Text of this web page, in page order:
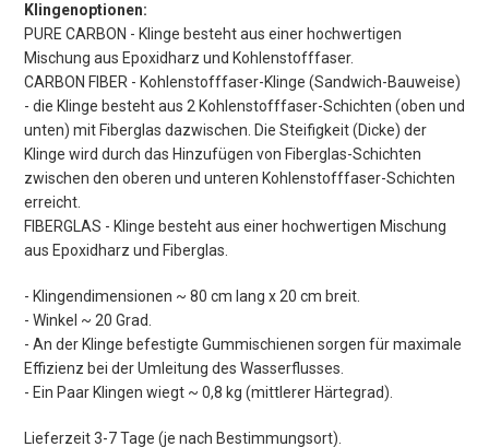
Klingenoptionen:
PURE CARBON - Klinge besteht aus einer hochwertigen
Mischung aus Epoxidharz und Kohlenstofffaser.
CARBON FIBER - Kohlenstofffaser-Klinge (Sandwich-Bauweise)
- die Klinge besteht aus 2 Kohlenstofffaser-Schichten (oben und
unten) mit Fiberglas dazwischen. Die Steifigkeit (Dicke) der
Klinge wird durch das Hinzufügen von Fiberglas-Schichten
zwischen den oberen und unteren Kohlenstofffaser-Schichten
erreicht.
FIBERGLAS - Klinge besteht aus einer hochwertigen Mischung
aus Epoxidharz und Fiberglas.
- Klingendimensionen ~ 80 cm lang x 20 cm breit.
- Winkel ~ 20 Grad.
- An der Klinge befestigte Gummischienen sorgen für maximale
Effizienz bei der Umleitung des Wasserflusses.
- Ein Paar Klingen wiegt ~ 0,8 kg (mittlerer Härtegrad).
Lieferzeit 3-7 Tage (je nach Bestimmungsort).